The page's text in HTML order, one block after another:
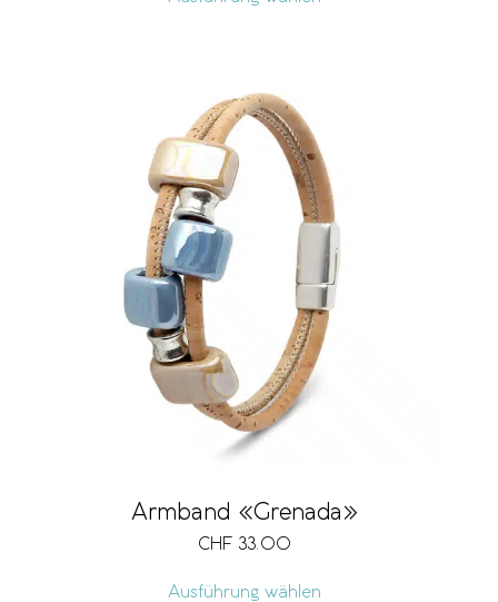
Armband «Grenada»
CHF 33.00
Ausführung wählen